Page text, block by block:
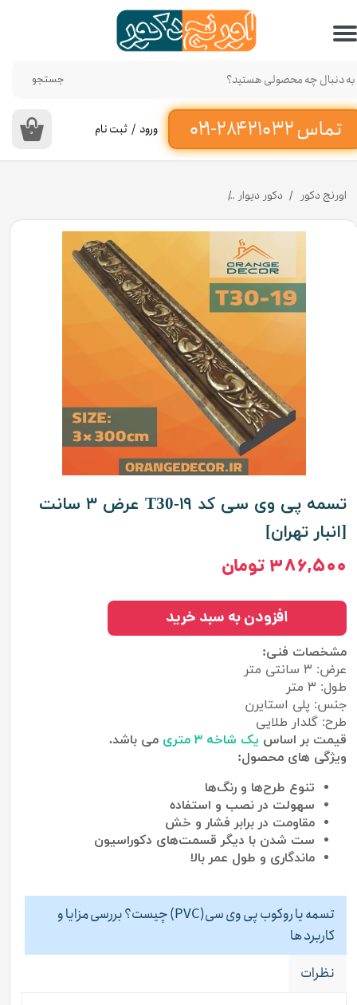
تماس ۳۲ ۲۱۰ ۲۸۴-۰۲۱‌
جستجو
۰ ورود / ثبت نام
حساب کاربری من
تغییر گذر واژه
سفارشات
خروج از حساب کاربری
اورنج دکور دکور دیوار
تسمه پی وی سی کد T30-۱۹ عرض ۳ سانت
[انبار تهران]
۳۸۶,۵۰۰ تومان
مشخصات فنی:
عرض: ۳ سانتی متر
طول: ۳ متر
جنس: پلی استایرن
طرح: گلدار طلایی
قیمت بر اساس یک شاخه ۳ متری
می باشد.
ویژگی های محصول:
تنوع طرح‌ها و رنگ‌ها
سهولت در نصب و استفاده
مقاومت در برابر فشار و خش
ست شدن با دیگر قسمت‌های دکوراسیون
ماندگاری و طول عمر بالا
افزودن به سبد خرید
تسمه یا روکوب پی وی سی(PVC) چیست؟ بررسی مزایا و
کاربرد ها
نظرات